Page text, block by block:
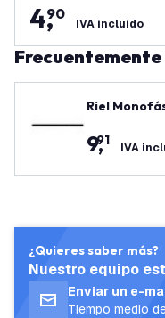
4,
90
IVA incluido
Riel
9,
91 IVA
¿Quieres saber más?
Nuestro equipo
Enviar un e-
Tiempo medio